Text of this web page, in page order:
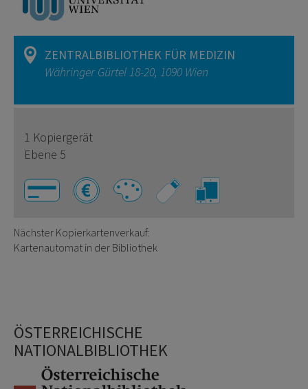
ZENTRALBIBLIOTHEK FÜR MEDIZIN
Währinger Gürtel 18-20, 1090 Wien
1 Kopiergerät
Ebene 5
Nächster Kopierkartenverkauf:
Kartenautomat in der Bibliothek
ÖSTERREICHISCHE
NATIONALBIBLIOTHEK